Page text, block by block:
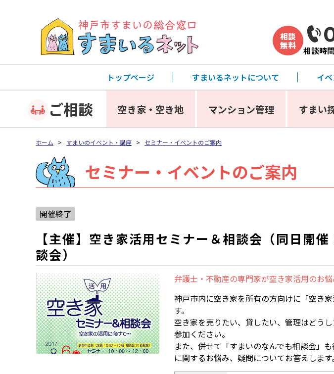
相談
無料 相談時
トップページ すまいるネットについて イ
ご相談 空き家・空き地 マンション管理 すまい
ホーム > すまいのイベント・講座 > セミナー・イベントのご案内
セミナー・イベントのご案内
開催終了
【主催】空き家活用セミナー＆相談会（同日開
談会）
弁護士・不動産の専門家が空き家活用のお悩
神戸市内に空き家を所有の方向けに「空き
す。
空き家を売りたい、貸したい、管理はどう
参加ください。
また、併せて「すまいのなんでも相談会」
に関するお悩み、疑問についてお答えします。